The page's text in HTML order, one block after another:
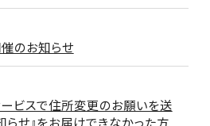
のお知らせ
ービスで住所変更のお願いを送
らせ』をお届けできなかった方